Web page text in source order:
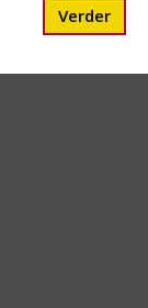
Verder